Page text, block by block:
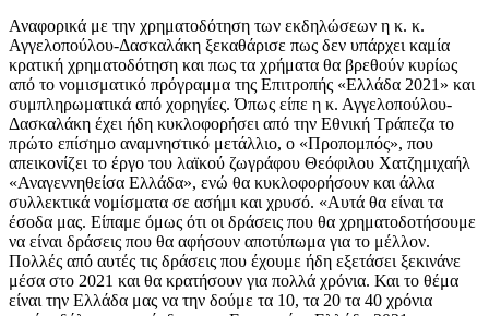
Αναφορικά με την χρηματοδότηση των εκδηλώσεων η κ. κ.
Αγγελοπούλου-Δασκαλάκη ξεκαθάρισε πως δεν υπάρχει καμία
κρατική χρηματοδότηση και πως τα χρήματα θα βρεθούν κυρίως
από το νομισματικό πρόγραμμα της Επιτροπής «Ελλάδα 2021» και
συμπληρωματικά από χορηγίες. Όπως είπε η κ. Αγγελοπούλου-
Δασκαλάκη έχει ήδη κυκλοφορήσει από την Εθνική Τράπεζα το
πρώτο επίσημο αναμνηστικό μετάλλιο, ο «Προπομπός», που
απεικονίζει το έργο του λαϊκού ζωγράφου Θεόφιλου Χατζημιχαήλ
«Αναγεννηθείσα Ελλάδα», ενώ θα κυκλοφορήσουν και άλλα
συλλεκτικά νομίσματα σε ασήμι και χρυσό. «Αυτά θα είναι τα
έσοδα μας. Είπαμε όμως ότι οι δράσεις που θα χρηματοδοτήσουμε
να είναι δράσεις που θα αφήσουν αποτύπωμα για το μέλλον.
Πολλές από αυτές τις δράσεις που έχουμε ήδη εξετάσει ξεκινάνε
μέσα στο 2021 και θα κρατήσουν για πολλά χρόνια. Και το θέμα
είναι την Ελλάδα μας να την δούμε τα 10, τα 20 τα 40 χρόνια